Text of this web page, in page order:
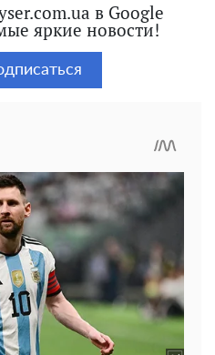
в Google
яркие новости!